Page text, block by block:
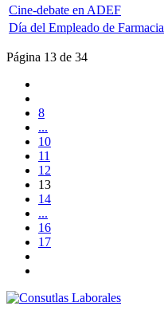
Cine-debate en ADEF
Día del Empleado de Farmacia
Página 13 de 34
8
...
10
11
12
13
14
...
16
17